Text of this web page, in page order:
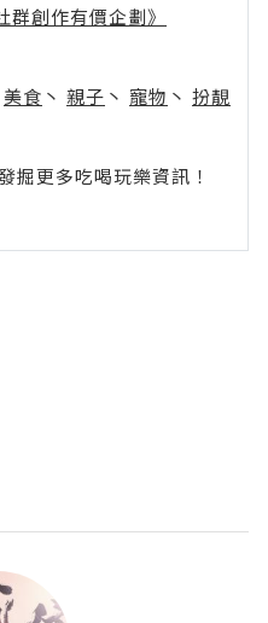
群創作有價企劃》
美食 丶 親子 丶 寵物 丶 扮靚
更多吃喝玩樂資訊！